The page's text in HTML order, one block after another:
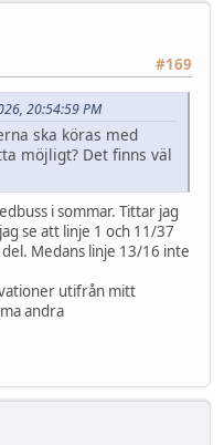
#169
20:54:59 PM
ska köras med
möjligt? Det finns väl
i sommar. Tittar jag
se att linje 1 och 11/37
Medans linje 13/16 inte
utifrån mitt
andra